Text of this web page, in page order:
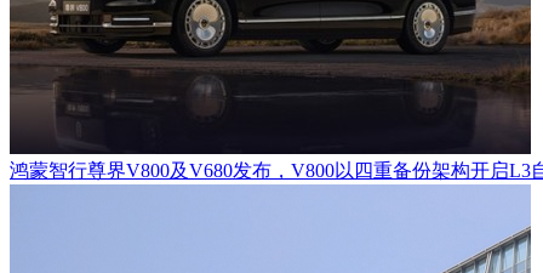
鸿蒙智行尊界V800及V680发布，V800以四重备份架构开启L3